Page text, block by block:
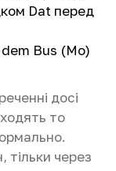
Dat перед
Bus (Mo)
досі
то
тільки через